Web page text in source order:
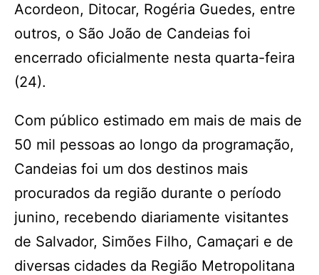
Acordeon, Ditocar, Rogéria Guedes, entre
outros, o São João de Candeias foi
encerrado oficialmente nesta quarta-feira
(24).
Com público estimado em mais de mais de
50 mil pessoas ao longo da programação,
Candeias foi um dos destinos mais
procurados da região durante o período
junino, recebendo diariamente visitantes
de Salvador, Simões Filho, Camaçari e de
diversas cidades da Região Metropolitana